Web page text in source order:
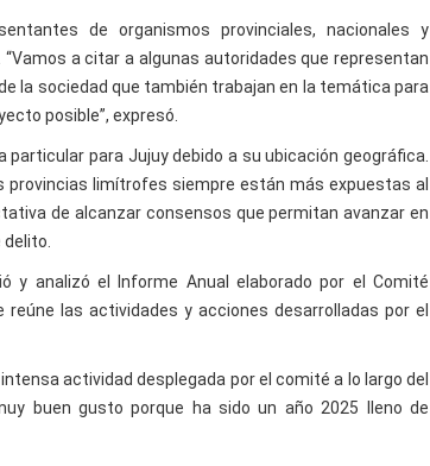
de organismos provinciales, nacionales y
a citar a algunas autoridades que representan
la sociedad que también trabajan en la temática para
posible”, expresó.
para Jujuy debido a su ubicación geográfica.
limítrofes siempre están más expuestas al
de alcanzar consensos que permitan avanzar en
y analizó el Informe Anual elaborado por el Comité
las actividades y acciones desarrolladas por el
actividad desplegada por el comité a lo largo del
buen gusto porque ha sido un año 2025 lleno de